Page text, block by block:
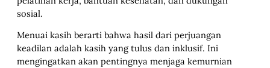
sosial.
Menuai kasih berarti bahwa hasil dari perjuangan
keadilan adalah kasih yang tulus dan inklusif. Ini
mengingatkan akan pentingnya menjaga kemurnian